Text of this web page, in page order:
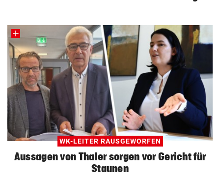
WK-LEITER RAUSGEWORFEN
Aussagen von Thaler sorgen vor Gericht für
Staunen